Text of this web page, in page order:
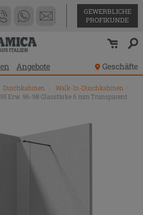
GEWERBLICHE
PROFIKUNDE
Angebote Geschäfte
Duschkabinen Walk-In-Duschkabinen
Erw. 96-98 Glasstärke 6 mm Transparent